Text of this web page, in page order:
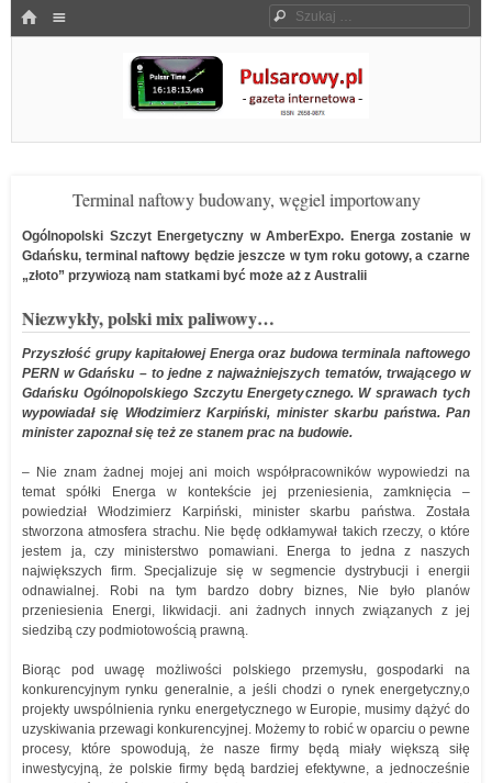
HOME Szukaj
Pulsarowy.pl
Terminal naftowy budowany, węgiel importowany
Ogólnopolski Szczyt Energetyczny w AmberExpo. Energa zostanie w
Gdańsku, terminal naftowy będzie jeszcze w tym roku gotowy, a czarne
„złoto” przywiozą nam statkami być może aż z Australii
Niezwykły, polski mix paliwowy…
Przyszłość grupy kapitałowej Energa oraz budowa terminala naftowego
PERN w Gdańsku – to jedne z najważniejszych tematów, trwającego w
Gdańsku Ogólnopolskiego Szczytu Energetycznego. W sprawach tych
wypowiadał się Włodzimierz Karpiński, minister skarbu państwa. Pan
minister zapoznał się też ze stanem prac na budowie.
– Nie znam żadnej mojej ani moich współpracowników wypowiedzi na
temat spółki Energa w kontekście jej przeniesienia, zamknięcia –
powiedział Włodzimierz Karpiński, minister skarbu państwa. Została
stworzona atmosfera strachu. Nie będę odkłamywał takich rzeczy, o które
jestem ja, czy ministerstwo pomawiani. Energa to jedna z naszych
największych firm. Specjalizuje się w segmencie dystrybucji i energii
odnawialnej. Robi na tym bardzo dobry biznes, Nie było planów
przeniesienia Energi, likwidacji. ani żadnych innych związanych z jej
siedzibą czy podmiotowością prawną.
Biorąc pod uwagę możliwości polskiego przemysłu, gospodarki na
konkurencyjnym rynku generalnie, a jeśli chodzi o rynek energetyczny,o
projekty uwspólnienia rynku energetycznego w Europie, musimy dążyć do
uzyskiwania przewagi konkurencyjnej. Możemy to robić w oparciu o pewne
procesy, które spowodują, że nasze firmy będą miały większą siłę
inwestycyjną, że polskie firmy będą bardziej efektywne, a jednocześnie